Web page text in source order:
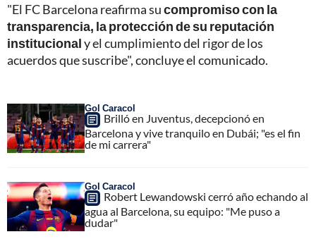
"El FC Barcelona reafirma sucompromiso con la
transparencia, la protección de su reputación
institucionaly el cumplimiento del rigor de los
acuerdos que suscribe", concluye el comunicado.
Gol Caracol
Brilló en Juventus, decepcionó en
Barcelona y vive tranquilo en Dubái; "es el fin
de mi carrera"
Gol Caracol
Robert Lewandowski cerró año echando al
agua al Barcelona, su equipo: "Me puso a
dudar"